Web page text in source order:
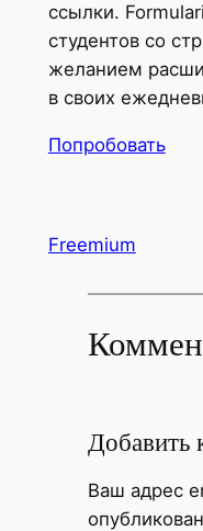
ссылки.
студентов со
желанием
в своих
Попробовать
Freemium
Добавить
Ваш адрес